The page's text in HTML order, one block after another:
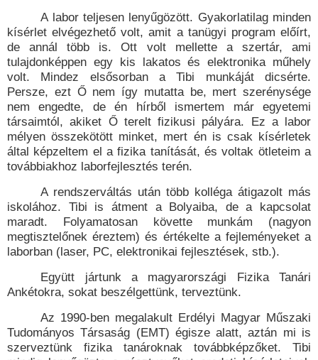
A labor teljesen lenyűgözött. Gyakorlatilag minden
kísérlet elvégezhető volt, amit a tanügyi program előírt,
de annál több is. Ott volt mellette a szertár, ami
tulajdonképpen egy kis lakatos és elektronika műhely
volt. Mindez elsősorban a Tibi munkáját dicsérte.
Persze, ezt Ő nem így mutatta be, mert szerénysége
nem engedte, de én hírből ismertem már egyetemi
társaimtól, akiket Ő terelt fizikusi pályára. Ez a labor
mélyen összekötött minket, mert én is csak kísérletek
által képzeltem el a fizika tanítását, és voltak ötleteim a
továbbiakhoz laborfejlesztés terén.
A rendszerváltás után több kolléga átigazolt más
iskolához. Tibi is átment a Bolyaiba, de a kapcsolat
maradt. Folyamatosan követte munkám (nagyon
megtisztelőnek éreztem) és értékelte a fejleményeket a
laborban (laser, PC, elektronikai fejlesztések, stb.).
Együtt jártunk a magyarországi Fizika Tanári
Ankétokra, sokat beszélgettünk, terveztünk.
Az 1990-ben megalakult Erdélyi Magyar Műszaki
Tudományos Társaság (EMT) égisze alatt, aztán mi is
szerveztünk fizika tanároknak továbbképzőket. Tibi